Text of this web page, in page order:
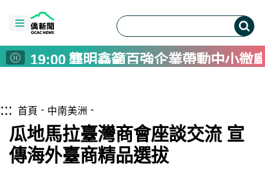
:::僑務電子報首頁
21:00
漢光演習北市後備旅高中校
20:00
國1橋科匝道及道路動土 陳
19:00 龔明鑫籲百強企業帶動中小
16:00台美混血黃鈞廷入選瓊斯盃白
16:00量子運算不再科幻 半導體為
16:00潮台北系列活動8/22展開 逾
15:10揮毫寫春聯學華語 宿霧臺灣協
首頁 中南美洲
瓜地馬拉臺灣商會座談交流 宣
傳海外臺商精品選拔